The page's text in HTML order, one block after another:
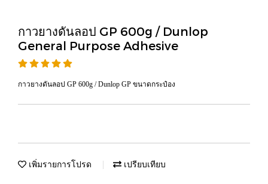
กาวยางดันลอป GP 600g / Dunlop
General Purpose Adhesive
กาวยางดันลอป GP 600g / Dunlop GP ขนาดกระป๋อง
เพิ่มรายการโปรด เปรียบเทียบ